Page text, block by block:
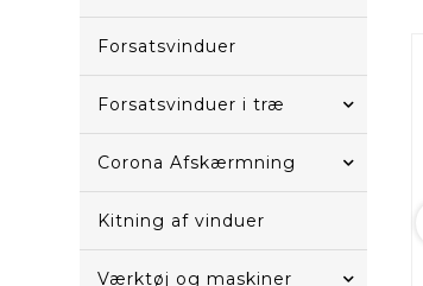
Forsatsvinduer
Forsatsvinduer i træ
Corona Afskærmning
Kitning af vinduer
Værktøj og maskiner